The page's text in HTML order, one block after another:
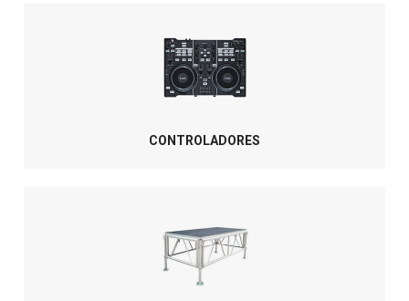
CONTROLADORES